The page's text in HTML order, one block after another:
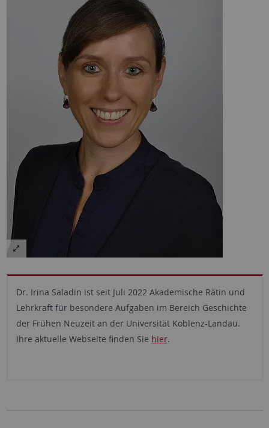
Dr. Irina Saladin ist seit Juli 2022 Akademische Rätin und
Lehrkraft für besondere Aufgaben im Bereich Geschichte
der Frühen Neuzeit an der Universität Koblenz-Landau.
Ihre aktuelle Webseite finden Sie hier.